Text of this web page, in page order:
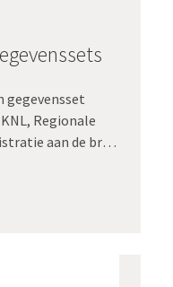
gegevensset
Regionale
aan de bron